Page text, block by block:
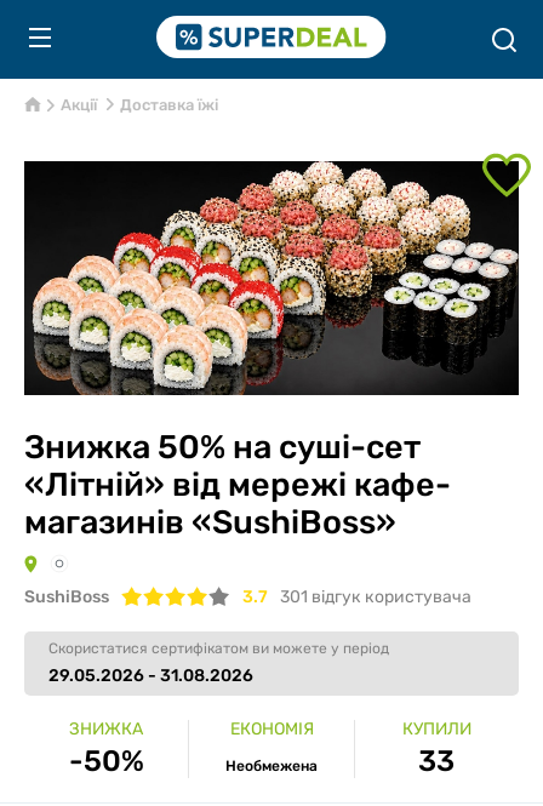
Акції Доставка їжі
Знижка 50% на суші-сет
«Літній» від мережі кафе-
магазинів «SushiBoss»
SushiBoss 3.7 301 вiдгук користувача
Скористатися сертифікатом ви можете у період
29.05.2026 - 31.08.2026
ЗНИЖКА
-50%
ЕКОНОМІЯ
Необмежена
КУПИЛИ
33